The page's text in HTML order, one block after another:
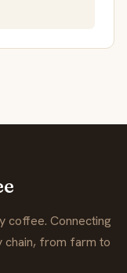
coffee. Connecting
chain, from farm to